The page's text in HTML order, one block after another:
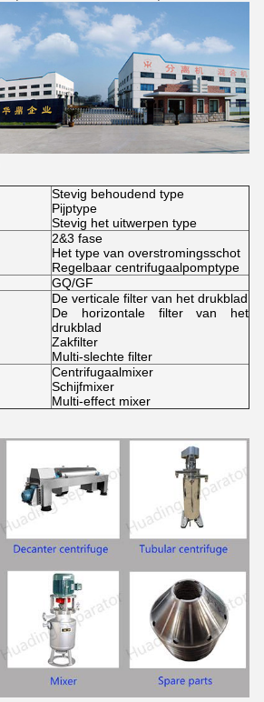
Stevig behoudend type
Pijptype
Stevig het uitwerpen type
2&3 fase
Het type van overstromingsschot
Regelbaar centrifugaalpomptype
GQ/GF
De verticale filter van het drukblad
De horizontale filter van het
drukblad
Zakfilter
Multi-slechte filter
Centrifugaalmixer
Schijfmixer
Multi-effect mixer